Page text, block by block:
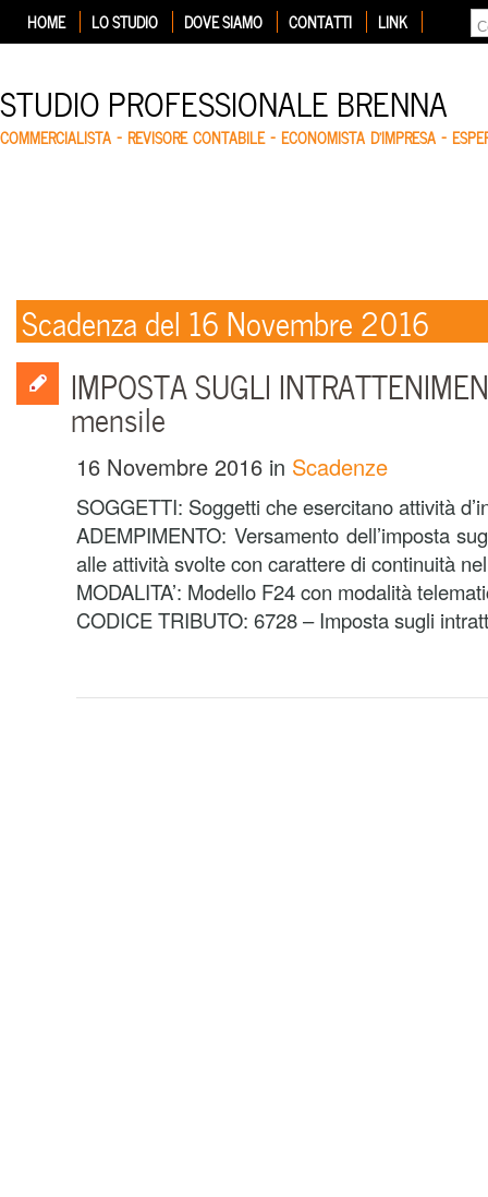
HOME LO STUDIO DOVE SIAMO CONTATTI LINK
STUDIO PROFESSIONALE BRENNA
COMMERCIALISTA – REVISORE CONTABILE – ECONOMISTA D'IMPRESA –
Scadenza del 16 Novembre 2016
IMPOSTA SUGLI
mensile
16 Novembre 2016 in Scadenze
SOGGETTI: Soggetti che esercitano attività
ADEMPIMENTO: Versamento dell’imposta
alle attività svolte con carattere di continuità
MODALITA’: Modello F24 con modalità
CODICE TRIBUTO: 6728 – Imposta sugli